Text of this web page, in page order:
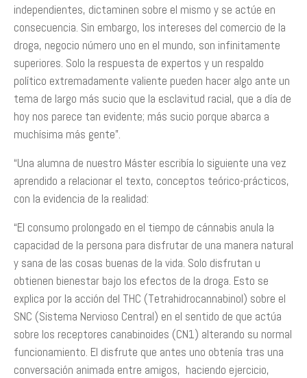
independientes, dictaminen sobre el mismo y se actúe en
consecuencia. Sin embargo, los intereses del comercio de la
droga, negocio número uno en el mundo, son infinitamente
superiores. Solo la respuesta de expertos y un respaldo
político extremadamente valiente pueden hacer algo ante un
tema de largo más sucio que la esclavitud racial, que a día de
hoy nos parece tan evidente; más sucio porque abarca a
muchísima más gente”.
“Una alumna de nuestro Máster escribía lo siguiente una vez
aprendido a relacionar el texto, conceptos teórico-prácticos,
con la evidencia de la realidad:
“El consumo prolongado en el tiempo de cánnabis anula la
capacidad de la persona para disfrutar de una manera natural
y sana de las cosas buenas de la vida. Solo disfrutan u
obtienen bienestar bajo los efectos de la droga. Esto se
explica por la acción del THC (Tetrahidrocannabinol) sobre el
SNC (Sistema Nervioso Central) en el sentido de que actúa
sobre los receptores canabinoides (CN1) alterando su normal
funcionamiento. El disfrute que antes uno obtenía tras una
conversación animada entre amigos, haciendo ejercicio,